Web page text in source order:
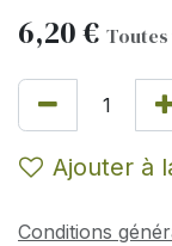
6,20€
Ajouter à
Conditions